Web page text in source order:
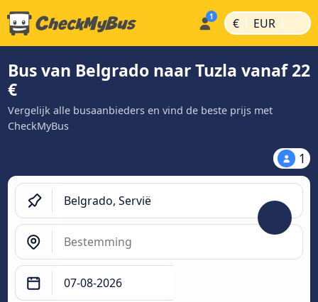
€ | EUR |
Bus van Belgrado naar Tuzla vanaf 22
€
Vergelijk alle busaanbieders en vind de beste prijs met
CheckMyBus
1